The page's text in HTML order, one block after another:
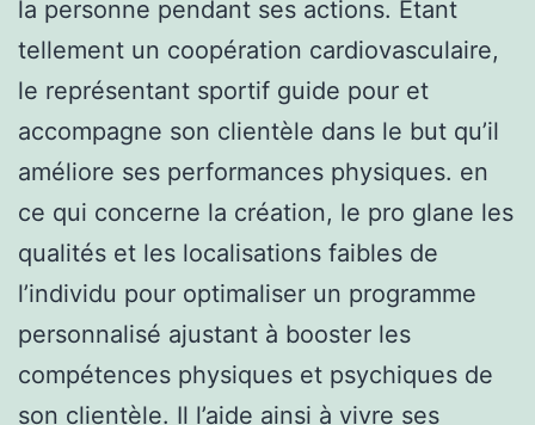
la personne pendant ses actions. Étant
tellement un coopération cardiovasculaire,
le représentant sportif guide pour et
accompagne son clientèle dans le but qu’il
améliore ses performances physiques. en
ce qui concerne la création, le pro glane les
qualités et les localisations faibles de
l’individu pour optimaliser un programme
personnalisé ajustant à booster les
compétences physiques et psychiques de
son clientèle. Il l’aide ainsi à vivre ses